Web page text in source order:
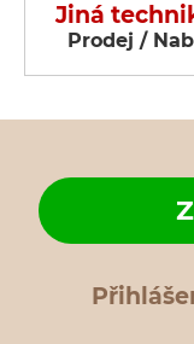
Jiná
Prodej /